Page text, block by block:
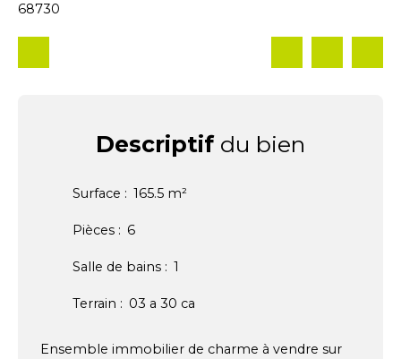
68730
Descriptifdu bien
Surface : 165.5 m²
Pièces : 6
Salle de bains : 1
Terrain : 03 a 30 ca
Ensemble immobilier de charme à vendre sur